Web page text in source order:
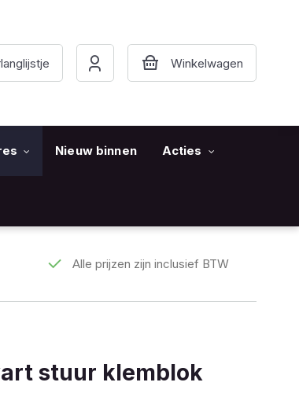
Nieuw binnen Acties
Alle prijzen zijn inclusief BTW
stuur klemblok